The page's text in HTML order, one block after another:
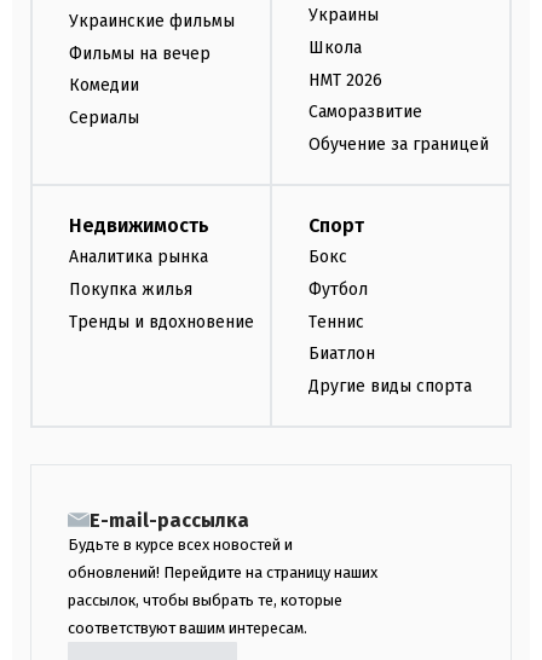
Украинские фильмы
Фильмы на вечер
Комедии
Сериалы
Украины
Школа
НМТ 2026
Саморазвитие
Обучение за границей
Недвижимость
Аналитика рынка
Покупка жилья
Тренды и вдохновение
Спорт
Бокс
Футбол
Теннис
Биатлон
Другие виды спорта
E-mail-рассылка
Будьте в курсе всех новостей и
обновлений! Перейдите на страницу наших
рассылок, чтобы выбрать те, которые
соответствуют вашим интересам.